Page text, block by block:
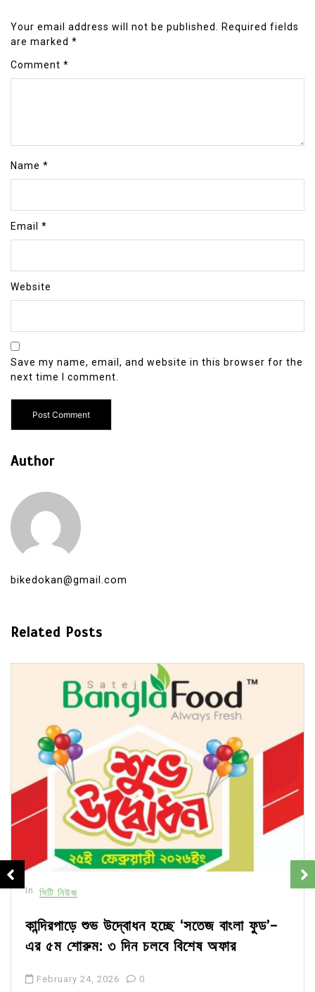
Your email address will not be published.
Required fields
are marked *
Comment *
Name *
Email *
Website
Save my name, email, and website in this browser for the
next time I comment.
Author
bikedokan@gmail.com
Related Posts
In সিটি নিউজ
কান্দিরপাড়ে শুভ উদ্বোধন হচ্ছে ‘সতেজ বাংলা ফুড’-
এর ৫ম শোরুম: ৩ দিন চলবে বিশেষ অফার
February 24, 2026 0